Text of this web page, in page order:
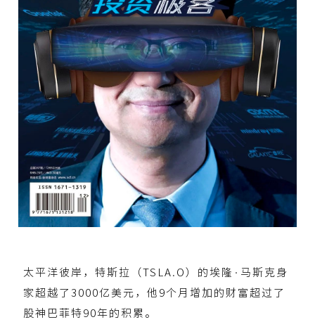
太平洋彼岸，特斯拉（TSLA.O）的埃隆·马斯克身
家超越了3000亿美元，他9个月增加的财富超过了
股神巴菲特90年的积累。